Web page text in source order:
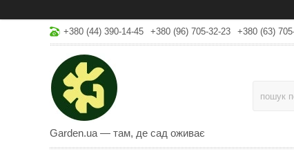
+380 (44) 390-14-45 +380 (96) 705-32-23 +380 (63)
Garden.ua — там, де сад оживає